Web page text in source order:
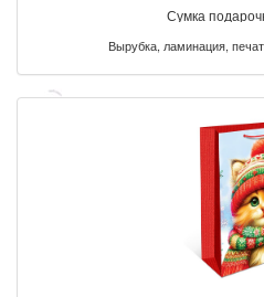
Сумка
Вырубка, ламинация,